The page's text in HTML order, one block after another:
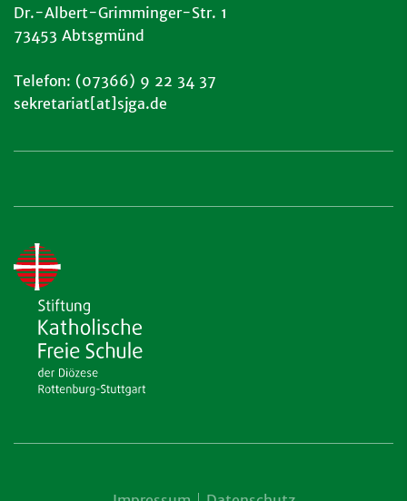
Dr.-Albert-Grimminger-Str. 1
73453 Abtsgmünd
Telefon: (07366) 9 22 34 37
sekretariat[at]sjga.de